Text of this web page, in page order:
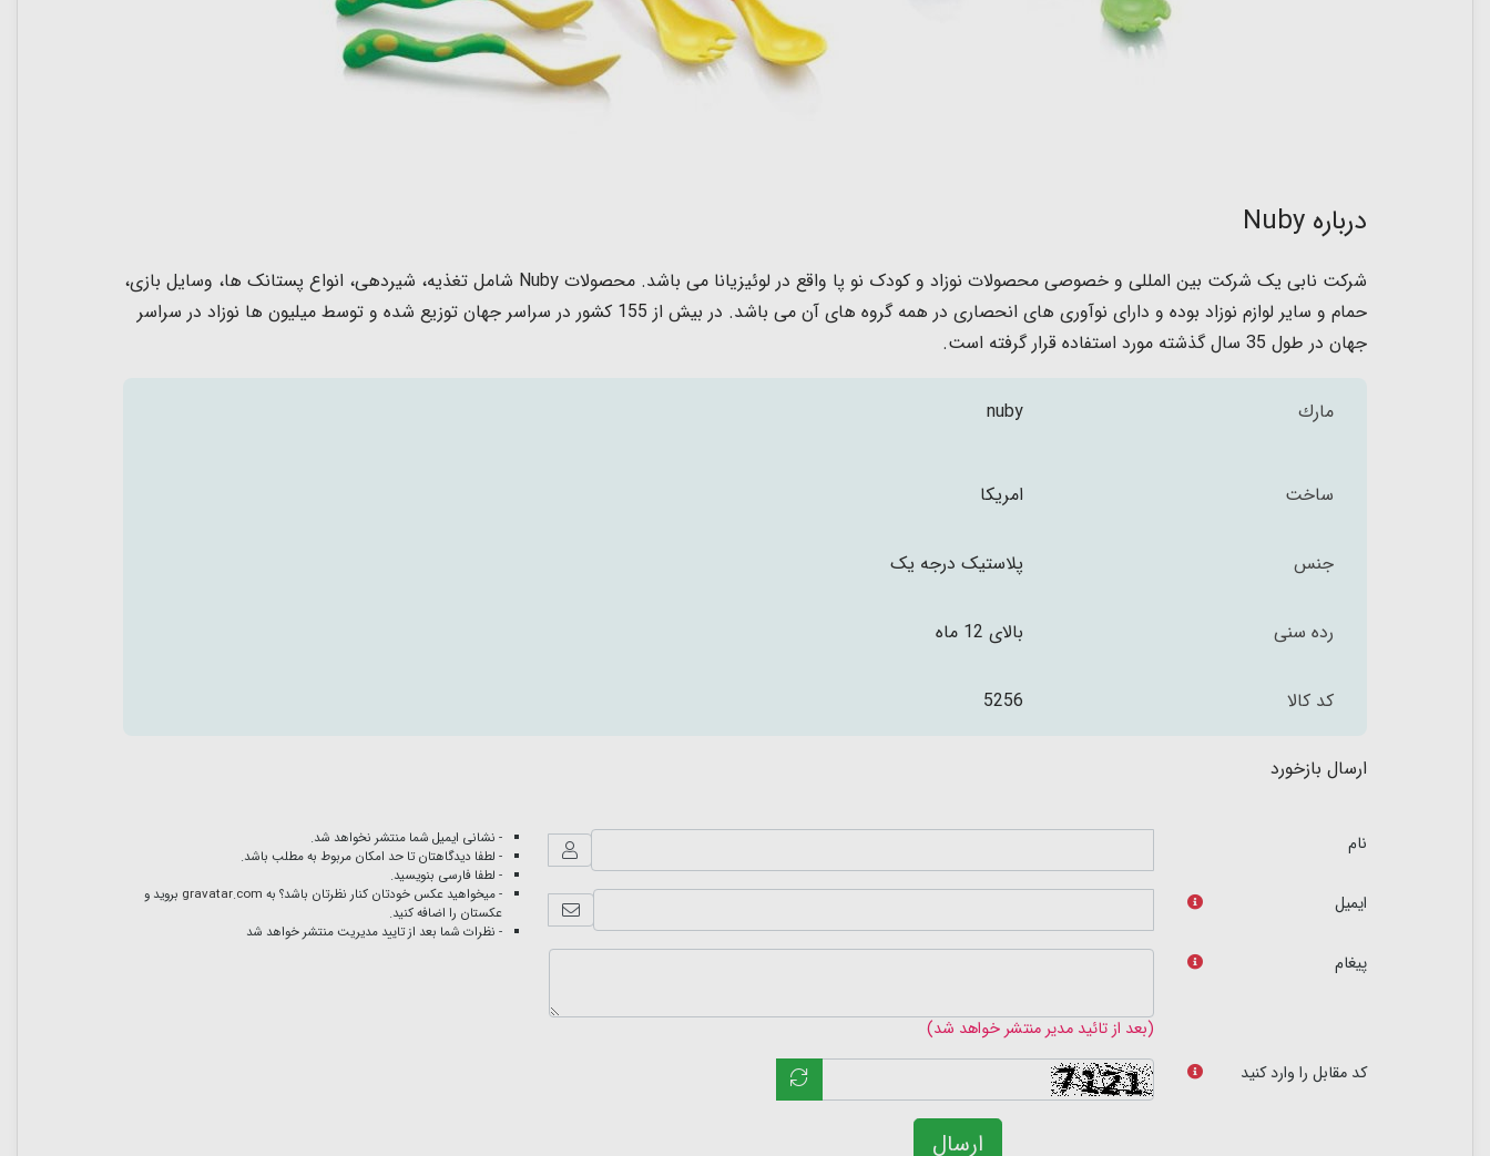
درباره Nuby
شرکت نابی یک شرکت بین المللی و خصوصی محصولات نوزاد و کودک نو پا واقع در لوئیزیانا می باشد. محصولات Nuby شامل تغذیه، شیردهی، انواع پستانک ها، وسایل بازی،
حمام و سایر لوازم نوزاد بوده و دارای نوآوری های انحصاری در همه گروه های آن می باشد. در بیش از 155 کشور در سراسر جهان توزیع شده و توسط میلیون ها نوزاد در سراسر
جهان در طول 35 سال گذشته مورد استفاده قرار گرفته است.
مارك nuby
ساخت امریکا
جنس پلاستیک درجه یک
رده سنی بالای 12 ماه
کد کالا 5256
ارسال بازخورد
نام
ایمیل
پیغام
(بعد از تائید مدیر منتشر خواهد شد)
کد مقابل را وارد کنید
ارسال
- نشانی ایمیل شما منتشر نخواهد شد.
- لطفا دیدگاهتان تا حد امکان مربوط به مطلب باشد.
- لطفا فارسی بنویسید.
- میخواهید عکس خودتان کنار نظرتان باشد؟ به gravatar.com بروید و
عکستان را اضافه کنید.
- نظرات شما بعد از تایید مدیریت منتشر خواهد شد